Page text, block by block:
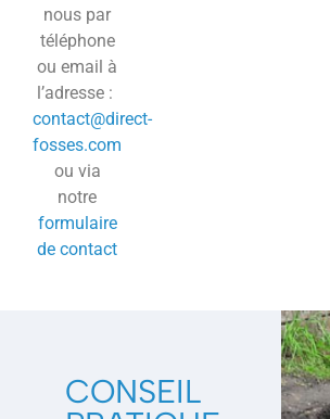
nous par
téléphone
ou email à
l’adresse :
contact@direct-
fosses.com
ou via
notre
formulaire
de contact
CONSEIL